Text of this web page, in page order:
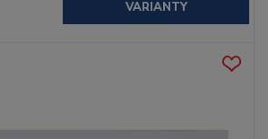
VARIANTY